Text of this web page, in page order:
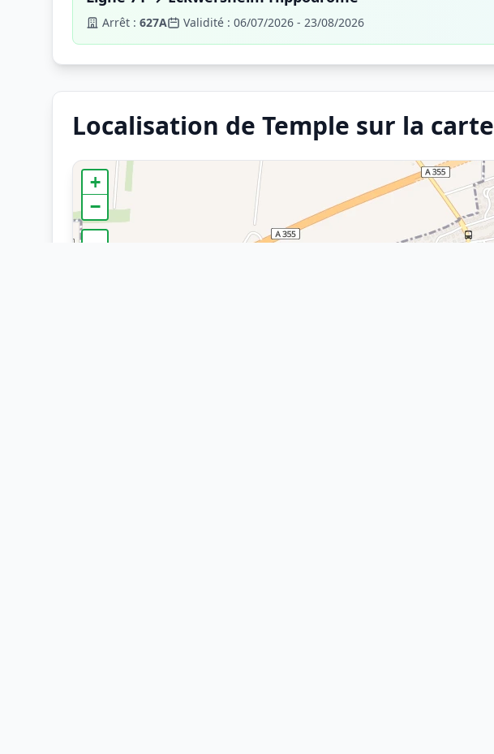
Arrêt : 627A Validité : 06/07/2026 - 23/08/2026
Localisation de Temple sur la carte
+
−